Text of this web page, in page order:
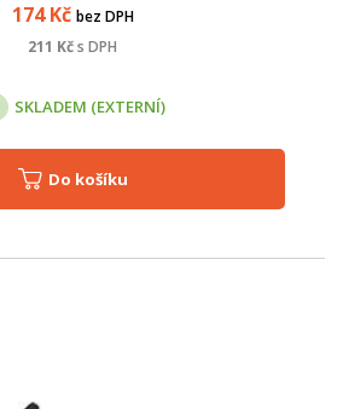
174Kč bez DPH
211 Kčs DPH
SKLADEM (EXTERNÍ)
Do košíku